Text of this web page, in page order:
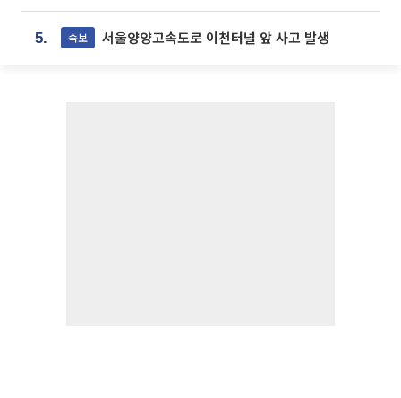
5. 속보 서울양양고속도로 이천터널 앞 사고 발생